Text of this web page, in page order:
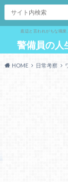
底辺と言われがちな職
警備員の人
HOME 日常考察